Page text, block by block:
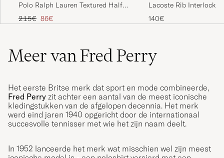
Polo Ralph Lauren Textured Half
Zip Camel Melange
Reguliere prijs
215€ Verlaagd prijs
86€
Lacoste Rib Interlock
Silver Chine
140€
Meer van Fred Perry
Het eerste Britse merk dat sport en mode combineerde,
Fred Perry zit achter een aantal van de meest iconische
kledingstukken van de afgelopen decennia. Het merk
werd eind jaren 1940 opgericht door de internationaal
succesvolle tennisser met wie het zijn naam deelt.
In 1952 lanceerde het merk wat misschien wel zijn meest